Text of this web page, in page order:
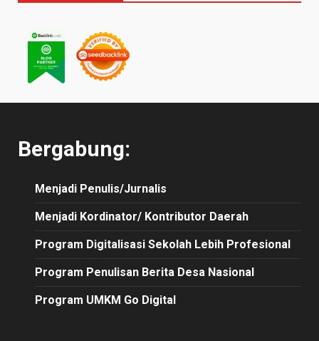
Bergabung:
Menjadi Penulis/Jurnalis
Menjadi Kordinator/ Kontributor Daerah
Program Digitalisasi Sekolah Lebih Profesional
Program Penulisan Berita Desa Nasional
Program UMKM Go Digital